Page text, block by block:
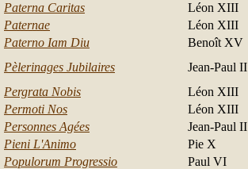
Paterna Caritas
Léon XIII
Paternae
Léon XIII
Paterno Iam Diu
Benoît XV
Pèlerinages Jubilaires
Jean-Paul II
Pergrata Nobis
Léon XIII
Permoti Nos
Léon XIII
Personnes Agées
Jean-Paul II
Pieni L'Animo
Pie X
Populorum Progressio
Paul VI